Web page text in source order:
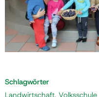
Schlagwörter